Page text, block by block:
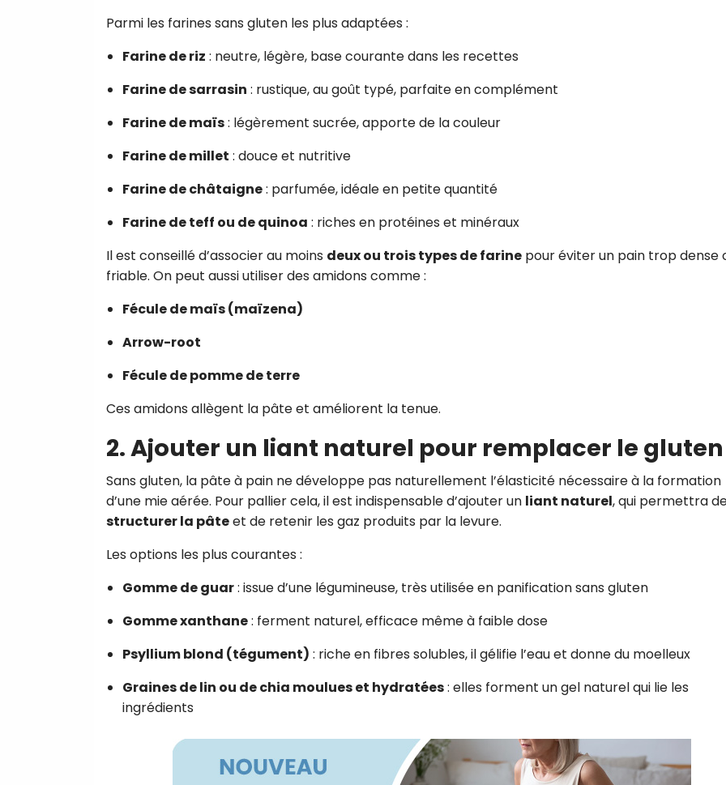
Parmi les farines sans gluten les plus adaptées :
Farine de riz : neutre, légère, base courante dans les recettes
Farine de sarrasin : rustique, au goût typé, parfaite en complément
Farine de maïs: légèrement sucrée, apporte de la couleur
Farine de millet : douce et nutritive
Farine de châtaigne: parfumée, idéale en petite quantité
Farine de teff ou de quinoa : riches en protéines et minéraux
Il est conseillé d’associer au moins deux ou trois types de farine pour éviter un pain trop dense
friable. On peut aussi utiliser des amidons comme :
Fécule de maïs (maïzena)
Arrow-root
Fécule de pomme de terre
Ces amidons allègent la pâte et améliorent la tenue.
2. Ajouter un liant naturel pour remplacer le gluten
Sans gluten, la pâte à pain ne développe pas naturellement l’élasticité nécessaire à la formation
d’une mie aérée. Pour pallier cela, il est indispensable d’ajouter un liant naturel, qui permettra
structurer la pâteet de retenir les gaz produits par la levure.
Les options les plus courantes :
Gomme de guar: issue d’une légumineuse, très utilisée en panification sans gluten
Gomme xanthane: ferment naturel, efficace même à faible dose
Psyllium blond (tégument) : riche en fibres solubles, il gélifie l’eau et donne du moelleux
Graines de lin ou de chia moulues et hydratées: elles forment un gel naturel qui lie les
ingrédients